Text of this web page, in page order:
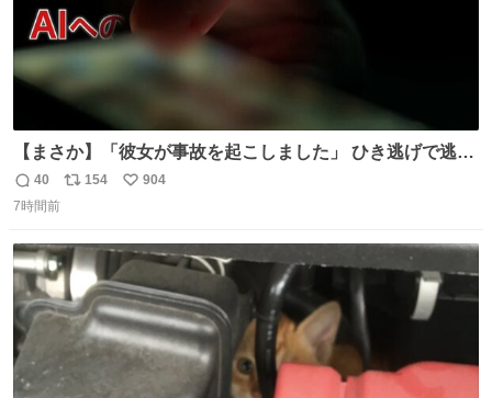
【まさか】「彼女が事故を起こしました」 ひき逃げで逃走
した男、AIの相談履歴で“ウソ発覚” 警察が男のスマホを押
収して解析すると、出頭する前に事故の詳しい状況やどう
かし、AIの回答は「正直に警察に話すように」だった。
返
信
40
リ
ト
数
154
い
数
904
7時間前